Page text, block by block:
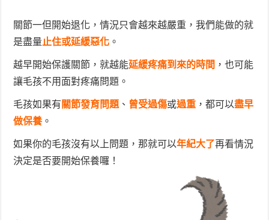
關節一但開始退化，情況只會越來越嚴重，我們能做的就
是盡量 止住或延緩惡化 。
越早開始保護關節，就越能延緩疼痛到來的時間 ，也可能
讓毛孩不用面對疼痛問題。
毛孩如果有 關節發育問題 、 曾受過傷或過重 ，都可以盡早
做保養 。
如果你的毛孩沒有以上問題，那就可以年紀大了再看情況
決定是否要開始保養囉！